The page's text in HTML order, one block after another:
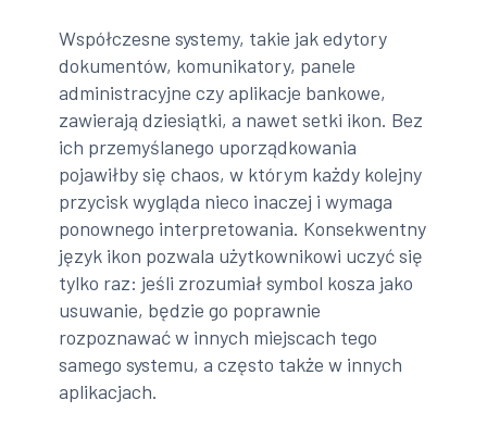
Współczesne systemy, takie jak edytory
dokumentów, komunikatory, panele
administracyjne czy aplikacje bankowe,
zawierają dziesiątki, a nawet setki ikon. Bez
ich przemyślanego uporządkowania
pojawiłby się chaos, w którym każdy kolejny
przycisk wygląda nieco inaczej i wymaga
ponownego interpretowania. Konsekwentny
język ikon pozwala użytkownikowi uczyć się
tylko raz: jeśli zrozumiał symbol kosza jako
usuwanie, będzie go poprawnie
rozpoznawać w innych miejscach tego
samego systemu, a często także w innych
aplikacjach.